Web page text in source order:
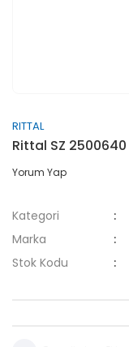
RITTAL
Rittal SZ 2500640
Yorum Yap
Kategori
Marka
Stok Kodu